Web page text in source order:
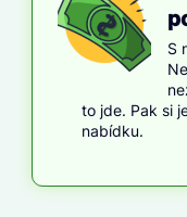
S
to jde. Pak si
nabídku.